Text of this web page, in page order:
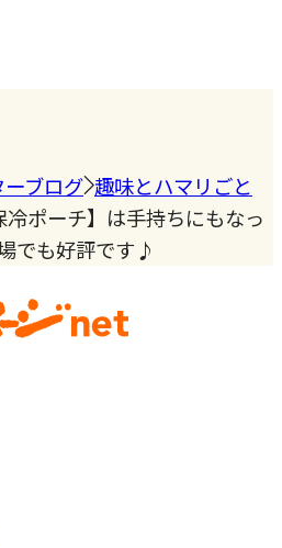
ブログ 趣味とハマリごと
冷ポーチ】は手持ちにもなっ
でも好評です♪